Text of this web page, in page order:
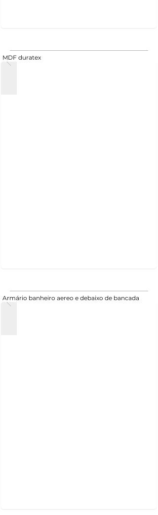
MDF duratex
Armário banheiro aereo e debaixo de bancada